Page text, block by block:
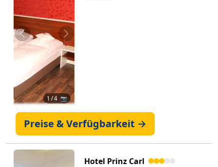
Zurück Weiter
1 / 4 📷
Preise & Verfügbarkeit →
Hotel Prinz Carl